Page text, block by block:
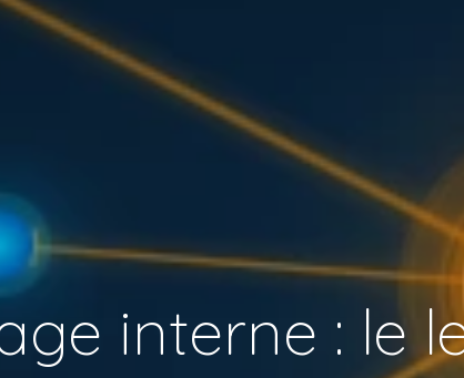
interne : le